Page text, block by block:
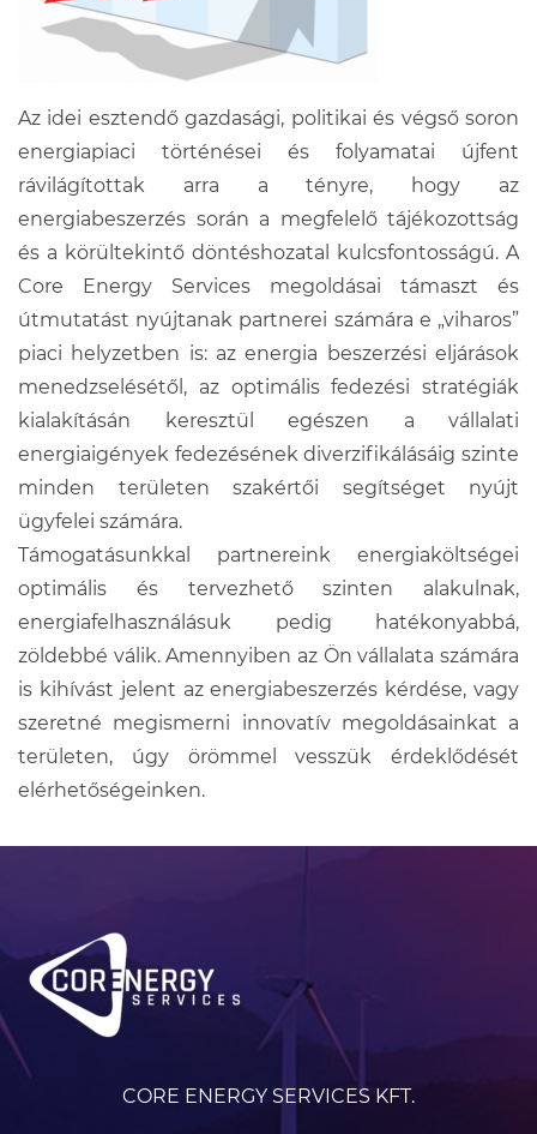
Az idei esztendő gazdasági, politikai és végső soron
energiapiaci történései és folyamatai újfent
rávilágítottak arra a tényre, hogy az
energiabeszerzés során a megfelelő tájékozottság
és a körültekintő döntéshozatal kulcsfontosságú. A
Core Energy Services megoldásai támaszt és
útmutatást nyújtanak partnerei számára e „viharos”
piaci helyzetben is: az energia beszerzési eljárások
menedzselésétől, az optimális fedezési stratégiák
kialakításán keresztül egészen a vállalati
energiaigények fedezésének diverzifikálásáig szinte
minden területen szakértői segítséget nyújt
ügyfelei számára.
Támogatásunkkal partnereink energiaköltségei
optimális és tervezhető szinten alakulnak,
energiafelhasználásuk pedig hatékonyabbá,
zöldebbé válik. Amennyiben az Ön vállalata számára
is kihívást jelent az energiabeszerzés kérdése, vagy
szeretné megismerni innovatív megoldásainkat a
területen, úgy örömmel vesszük érdeklődését
elérhetőségeinken.
CORE ENERGY SERVICES KFT.